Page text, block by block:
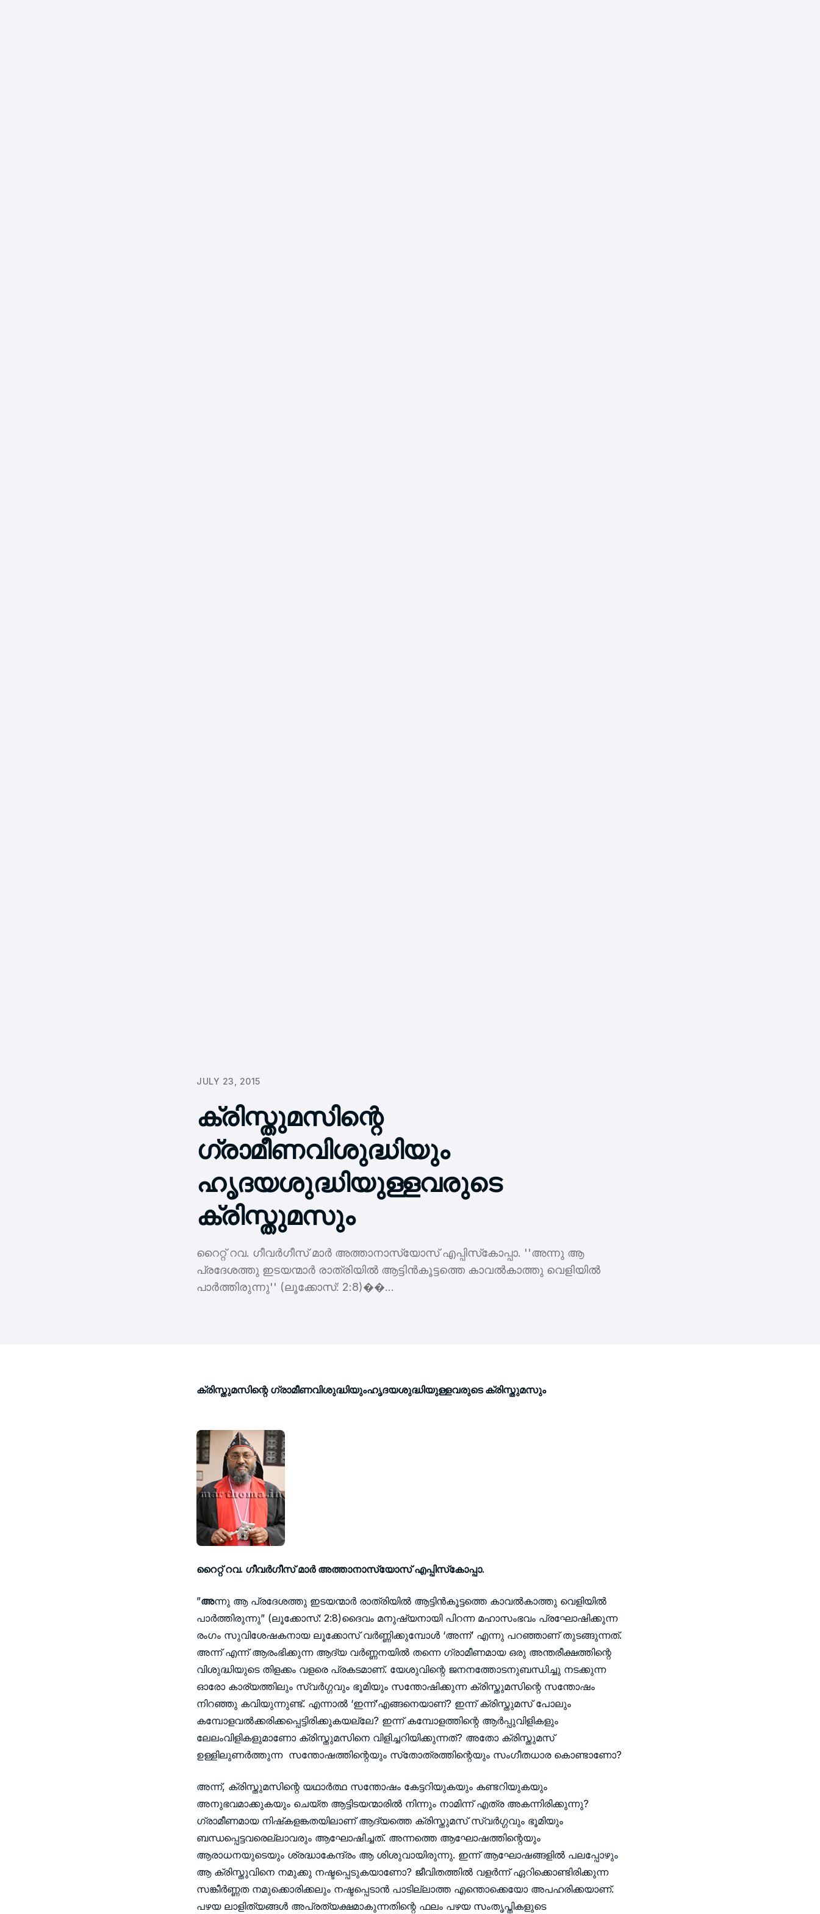
JULY 23, 2015
ക്രിസ്തുമസിന്റെ
ഗ്രാമീണവിശുദ്ധിയും
ഹൃദയശുദ്ധിയുള്ളവരുടെ
ക്രിസ്തുമസും
റൈറ്റ് റവ. ഗീവര്‍ഗീസ് മാര്‍ അത്താനാസ്യോസ് എപ്പിസ്‌കോപ്പാ. ''അന്നു ആ
പ്രദേശത്തു ഇടയന്മാര്‍ രാത്രിയില്‍ ആട്ടിന്‍കൂട്ടത്തെ കാവല്‍കാത്തു വെളിയില്‍
പാര്‍ത്തിരുന്നു'' (ലൂക്കോസ്: 2:8)��...
ക്രിസ്തുമസിന്റെ ഗ്രാമീണവിശുദ്ധിയുംഹൃദയശുദ്ധിയുള്ളവരുടെ ക്രിസ്തുമസും
റൈറ്റ് റവ. ഗീവര്‍ഗീസ് മാര്‍ അത്താനാസ്യോസ് എപ്പിസ്‌കോപ്പാ.
”അന്നു ആ പ്രദേശത്തു ഇടയന്മാര്‍ രാത്രിയില്‍ ആട്ടിന്‍കൂട്ടത്തെ കാവല്‍കാത്തു വെളിയില്‍
പാര്‍ത്തിരുന്നു” (ലൂക്കോസ്: 2:8)ദൈവം മനുഷ്യനായി പിറന്ന മഹാസംഭവം പ്രഘോഷിക്കുന്ന
രംഗം സുവിശേഷകനായ ലൂക്കോസ് വര്‍ണ്ണിക്കുമ്പോള്‍ ‘അന്ന്’ എന്നു പറഞ്ഞാണ് തുടങ്ങുന്നത്.
അന്ന് എന്ന് ആരംഭിക്കുന്ന ആദ്യ വര്‍ണ്ണനയില്‍ തന്നെ ഗ്രാമീണമായ ഒരു അന്തരീക്ഷത്തിന്റെ
വിശുദ്ധിയുടെ തിളക്കം വളരെ പ്രകടമാണ്. യേശുവിന്റെ ജനനത്തോടനുബന്ധിച്ചു നടക്കുന്ന
ഓരോ കാര്യത്തിലും സ്വര്‍ഗ്ഗവും ഭൂമിയും സന്തോഷിക്കുന്ന ക്രിസ്തുമസിന്റെ സന്തോഷം
നിറഞ്ഞു കവിയുന്നുണ്ട്. എന്നാല്‍ ‘ഇന്ന്’എങ്ങനെയാണ്? ഇന്ന് ക്രിസ്തുമസ് പോലും
കമ്പോളവല്‍ക്കരിക്കപ്പെട്ടിരിക്കുകയല്ലേ? ഇന്ന് കമ്പോളത്തിന്റെ ആര്‍പ്പുവിളികളും
ലേലംവിളികളുമാണോ ക്രിസ്തുമസിനെ വിളിച്ചറിയിക്കുന്നത്? അതോ ക്രിസ്തുമസ്
ഉള്ളിലുണര്‍ത്തുന്ന സന്തോഷത്തിന്റെയും സ്‌തോത്രത്തിന്റെയും സംഗീതധാര കൊണ്ടാണോ?
അന്ന്, ക്രിസ്തുമസിന്റെ യഥാര്‍ത്ഥ സന്തോഷം കേട്ടറിയുകയും കണ്ടറിയുകയും
അനുഭവമാക്കുകയും ചെയ്ത ആട്ടിടയന്മാരില്‍ നിന്നും നാമിന്ന് എത്ര അകന്നിരിക്കുന്നു?
ഗ്രാമീണമായ നിഷ്‌കളങ്കതയിലാണ് ആദ്യത്തെ ക്രിസ്തുമസ് സ്വര്‍ഗ്ഗവും ഭൂമിയും
ബന്ധപ്പെട്ടവരെല്ലാവരും ആഘോഷിച്ചത്. അന്നത്തെ ആഘോഷത്തിന്റെയും
ആരാധനയുടെയും ശ്രദ്ധാകേന്ദ്രം ആ ശിശുവായിരുന്നു. ഇന്ന് ആഘോഷങ്ങളില്‍ പലപ്പോഴും
ആ ക്രിസ്തുവിനെ നമുക്കു നഷ്ടപ്പെടുകയാണോ? ജീവിതത്തില്‍ വളര്‍ന്ന് ഏറിക്കൊണ്ടിരിക്കുന്ന
സങ്കീര്‍ണ്ണത നമുക്കൊരിക്കലും നഷ്ടപ്പെടാന്‍ പാടില്ലാത്ത എന്തൊക്കെയോ അപഹരിക്കയാണ്.
പഴയ ലാളിത്യങ്ങള്‍ അപ്രത്യക്ഷമാകുന്നതിന്റെ ഫലം പഴയ സംതൃപ്തികളുടെ